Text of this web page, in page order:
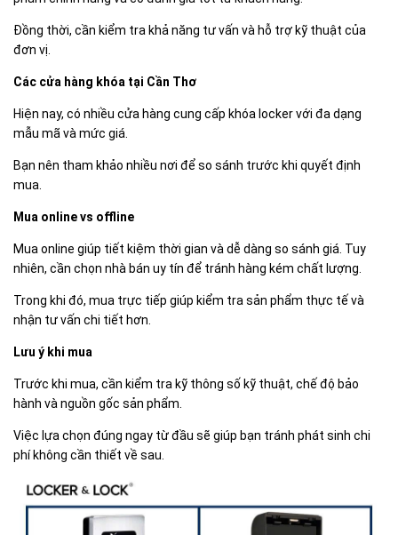
Đồng thời, cần kiểm tra khả năng tư vấn và hỗ trợ kỹ thuật của
đơn vị.
Các cửa hàng khóa tại Cần Thơ
Hiện nay, có nhiều cửa hàng cung cấp khóa locker với đa dạng
mẫu mã và mức giá.
Bạn nên tham khảo nhiều nơi để so sánh trước khi quyết định
mua.
Mua online vs offline
Mua online giúp tiết kiệm thời gian và dễ dàng so sánh giá. Tuy
nhiên, cần chọn nhà bán uy tín để tránh hàng kém chất lượng.
Trong khi đó, mua trực tiếp giúp kiểm tra sản phẩm thực tế và
nhận tư vấn chi tiết hơn.
Lưu ý khi mua
Trước khi mua, cần kiểm tra kỹ thông số kỹ thuật, chế độ bảo
hành và nguồn gốc sản phẩm.
Việc lựa chọn đúng ngay từ đầu sẽ giúp bạn tránh phát sinh chi
phí không cần thiết về sau.